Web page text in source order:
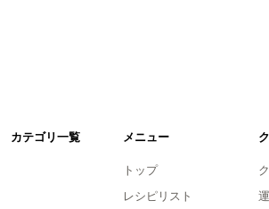
カテゴリ一覧 メニュー
トップ
レシピリスト